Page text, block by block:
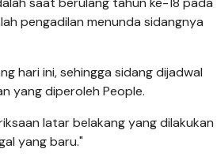
pengadilan menunda sidangnya
hari ini, sehingga sidang dijadwal
yang diperoleh People.
latar belakang yang dilakukan
yang baru."